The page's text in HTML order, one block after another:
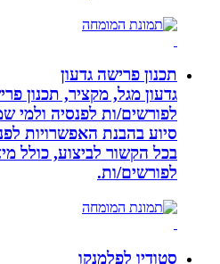
תכנון פרישה גדעון
גדעון מגל, מקציר, תכנון
לפורשים/ות לפנסיה ולמי
סיוע בהבנת האפשרויות
בכל הקשור לביצוע, כולל
לפורשים/ות.
סטודיו לפלמנקו